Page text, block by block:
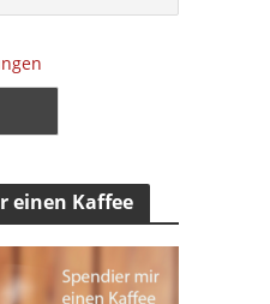
einen Kaffee